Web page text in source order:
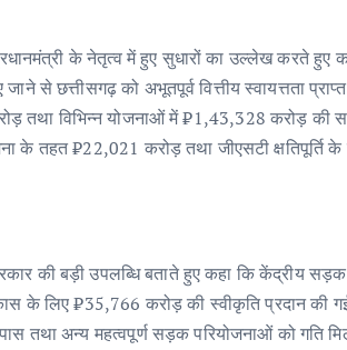
के नेतृत्व में हुए सुधारों का उल्लेख करते हुए
से छत्तीसगढ़ को अभूतपूर्व वित्तीय स्वायत्तता
तथा विभिन्न योजनाओं में ₹1,43,328 करोड़ की
के तहत ₹22,021 करोड़ तथा जीएसटी
की बड़ी उपलब्धि बताते हुए कहा कि केंद्रीय
के लिए ₹35,766 करोड़ की स्वीकृति प्रदान की
तथा अन्य महत्वपूर्ण सड़क परियोजनाओं को गति